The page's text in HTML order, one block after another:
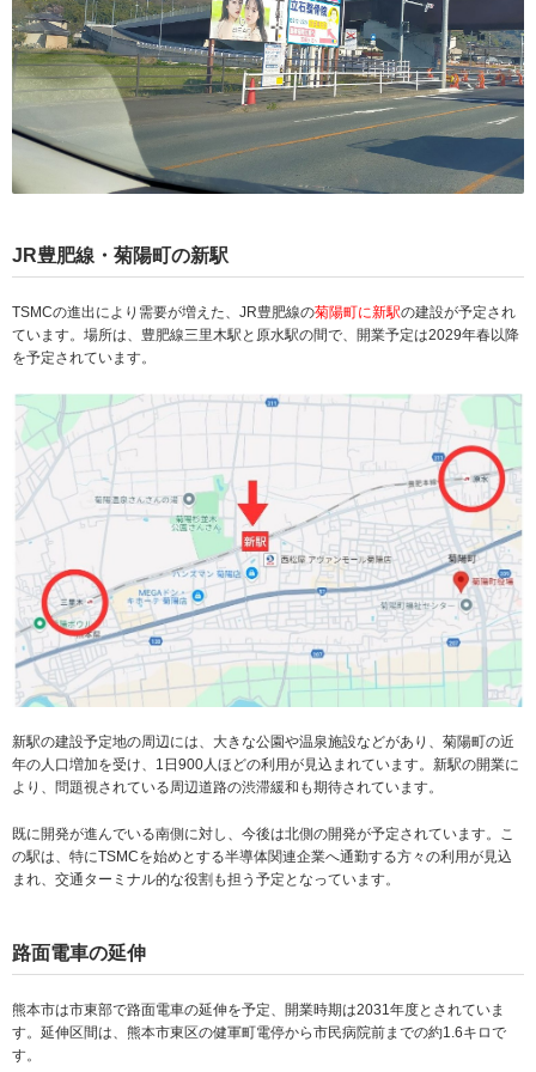
JR豊肥線・菊陽町の新駅
TSMCの進出により需要が増えた、JR豊肥線の菊陽町に新駅の建設が予定され
ています。場所は、豊肥線三里木駅と原水駅の間で、開業予定は2029年春以降
を予定されています。
新駅の建設予定地の周辺には、大きな公園や温泉施設などがあり、菊陽町の近
年の人口増加を受け、1日900人ほどの利用が見込まれています。新駅の開業に
より、問題視されている周辺道路の渋滞緩和も期待されています。
既に開発が進んでいる南側に対し、今後は北側の開発が予定されています。こ
の駅は、特にTSMCを始めとする半導体関連企業へ通勤する方々の利用が見込
まれ、交通ターミナル的な役割も担う予定となっています。
路面電車の延伸
熊本市は市東部で路面電車の延伸を予定、開業時期は2031年度とされていま
す。延伸区間は、熊本市東区の健軍町電停から市民病院前までの約1.6キロで
す。